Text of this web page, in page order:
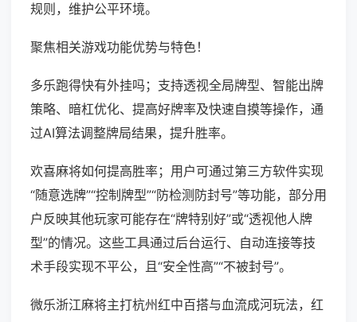
规则，维护公平环境。
聚焦相关游戏功能优势与特色！
多乐跑得快有外挂吗；支持透视全局牌型、智能出牌
策略、暗杠优化、提高好牌率及快速自摸等操作，通
过AI算法调整牌局结果，提升胜率。
欢喜麻将如何提高胜率；用户可通过第三方软件实现
“随意选牌”“控制牌型”“防检测防封号”等功能，部分用
户反映其他玩家可能存在“牌特别好”或“透视他人牌
型”的情况。这些工具通过后台运行、自动连接等技
术手段实现不平公，且“安全性高”“不被封号”。
微乐浙江麻将主打杭州红中百搭与血流成河玩法，红